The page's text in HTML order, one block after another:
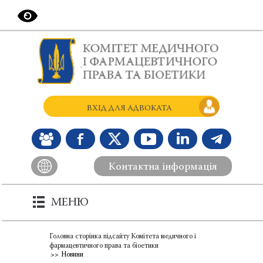
Контактна інформація
ВХІД ДЛЯ АДВОКАТА
МЕНЮ
Головна сторінка підсайту Комітета медичного і
фармацевтичного права та біоетики
Новини